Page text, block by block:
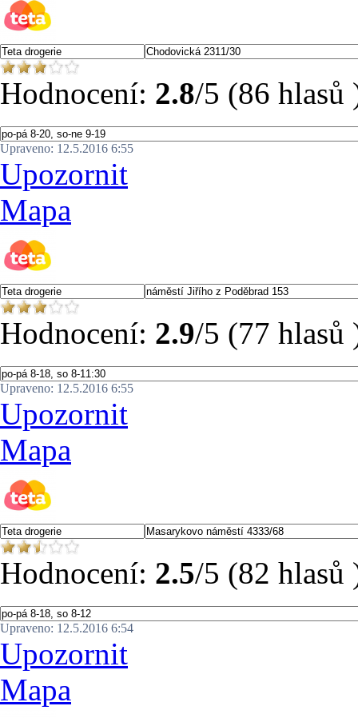
Hodnocení: 2.8/5 (86 hlasů
Upraveno: 12.5.2016 6:55
Upozornit
Mapa
Hodnocení: 2.9/5 (77 hlasů
Upraveno: 12.5.2016 6:55
Upozornit
Mapa
Hodnocení: 2.5/5 (82 hlasů
Upraveno: 12.5.2016 6:54
Upozornit
Mapa